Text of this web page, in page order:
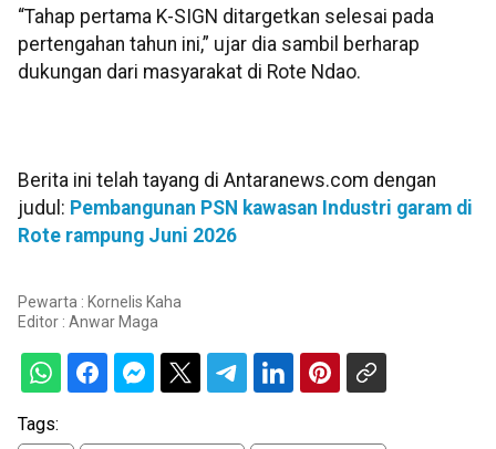
“Tahap pertama K-SIGN ditargetkan selesai pada
pertengahan tahun ini,” ujar dia sambil berharap
dukungan dari masyarakat di Rote Ndao.
Berita ini telah tayang di Antaranews.com dengan
judul: Pembangunan PSN kawasan Industri garam di
Rote rampung Juni 2026
Pewarta : Kornelis Kaha
Editor : Anwar Maga
Tags: